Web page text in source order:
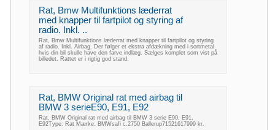
Rat, Bmw Multifunktions læderrat
med knapper til fartpilot og styring af
radio. Inkl. ..
Rat, Bmw Multifunktions læderrat med knapper til fartpilot og styring
af radio. Inkl. Airbag. Der følger et ekstra afdækning med i sortmetal
hvis din bil skulle have den farve indlæg. Sælges komplet som vist på
billedet. Rattet er i rigtig god stand.
Rat, BMW Original rat med airbag til
BMW 3 serieE90, E91, E92
Rat, BMW Original rat med airbag til BMW 3 serie E90, E91,
E92Type: Rat Mærke: BMWsafi c.2750 Ballerup71521617999 kr.